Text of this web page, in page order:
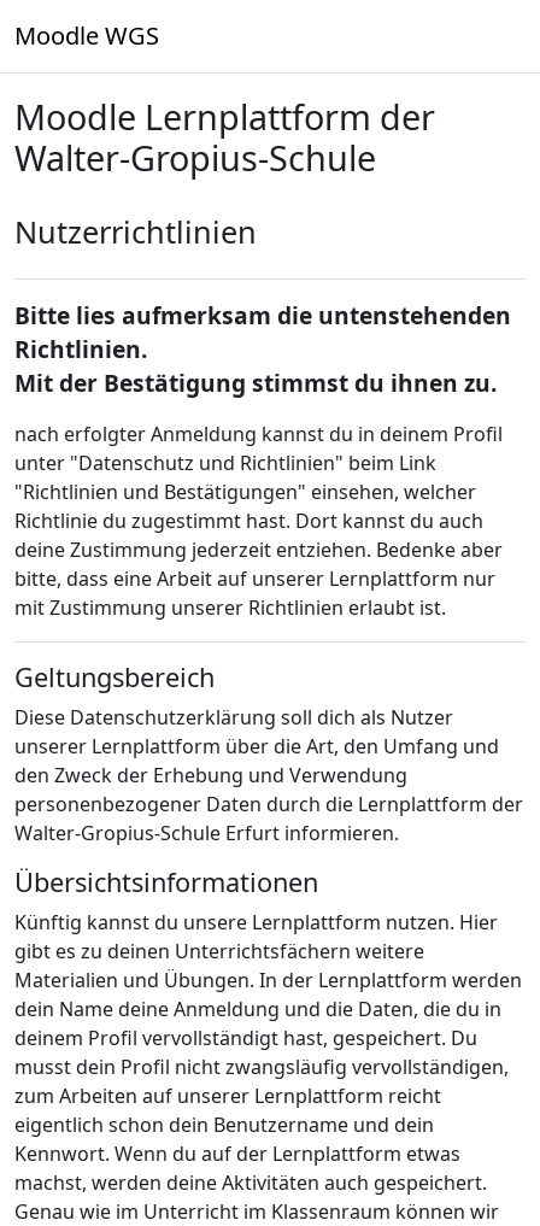
Moodle WGS
Moodle Lernplattform der
Walter-Gropius-Schule
Nutzerrichtlinien
Bitte lies aufmerksam die untenstehenden
Richtlinien.
Mit der Bestätigung stimmst du ihnen zu.
nach erfolgter Anmeldung kannst du in deinem Profil
unter "Datenschutz und Richtlinien" beim Link
"Richtlinien und Bestätigungen" einsehen, welcher
Richtlinie du zugestimmt hast. Dort kannst du auch
deine Zustimmung jederzeit entziehen. Bedenke aber
bitte, dass eine Arbeit auf unserer Lernplattform nur
mit Zustimmung unserer Richtlinien erlaubt ist.
Geltungsbereich
Diese Datenschutzerklärung soll dich als Nutzer
unserer Lernplattform über die Art, den Umfang und
den Zweck der Erhebung und Verwendung
personenbezogener Daten durch die Lernplattform der
Walter-Gropius-Schule Erfurt informieren.
Übersichtsinformationen
Künftig kannst du unsere Lernplattform nutzen. Hier
gibt es zu deinen Unterrichtsfächern weitere
Materialien und Übungen. In der Lernplattform werden
dein Name deine Anmeldung und die Daten, die du in
deinem Profil vervollständigt hast, gespeichert. Du
musst dein Profil nicht zwangsläufig vervollständigen,
zum Arbeiten auf unserer Lernplattform reicht
eigentlich schon dein Benutzername und dein
Kennwort. Wenn du auf der Lernplattform etwas
machst, werden deine Aktivitäten auch gespeichert.
Genau wie im Unterricht im Klassenraum können wir